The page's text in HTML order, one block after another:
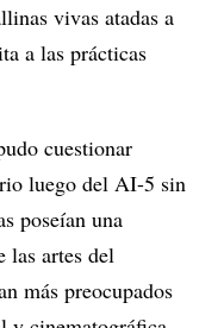
vivas atadas a
a las prácticas
cuestionar
luego del AI-5 sin
poseían una
las artes del
más preocupados